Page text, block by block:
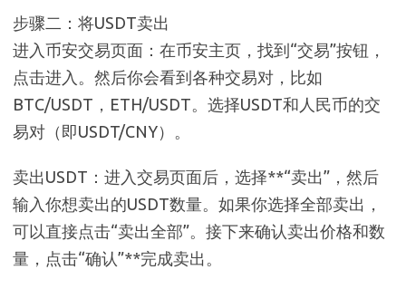
步骤二：将USDT卖出
进入币安交易页面：在币安主页，找到“交易”按钮，
点击进入。然后你会看到各种交易对，比如
BTC/USDT，ETH/USDT。选择USDT和人民币的交
易对（即USDT/CNY）。
卖出USDT：进入交易页面后，选择**“卖出”，然后
输入你想卖出的USDT数量。如果你选择全部卖出，
可以直接点击“卖出全部”。接下来确认卖出价格和数
量，点击“确认”**完成卖出。